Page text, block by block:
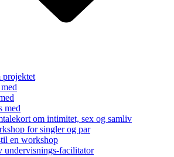
projektet
med
om intimitet, sex og samliv
for singler og par
en workshop
undervisnings-facilitator